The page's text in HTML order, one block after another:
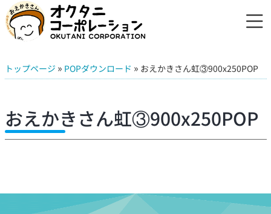
トップページ » POPダウンロード » おえかきさん虹③900x250POP
おえかきさん虹③900x250POP